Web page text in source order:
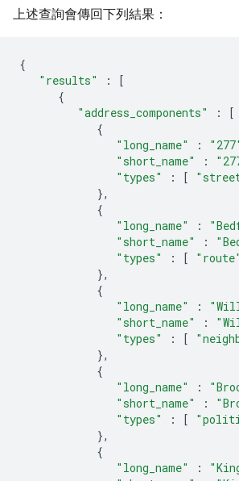
上述查詢會傳回下列結果：
{
"results"
:
[
{
"address_components"
:
[
{
"long_name"
:
"short_name"
:
"types"
: [
},
{
"long_name"
:
"short_name"
:
"types"
: [ "route"
},
{
"long_name"
:
"short_name"
:
"types"
: [
},
{
"long_name"
:
"short_name"
:
"types"
: [
},
{
"long_name"
: